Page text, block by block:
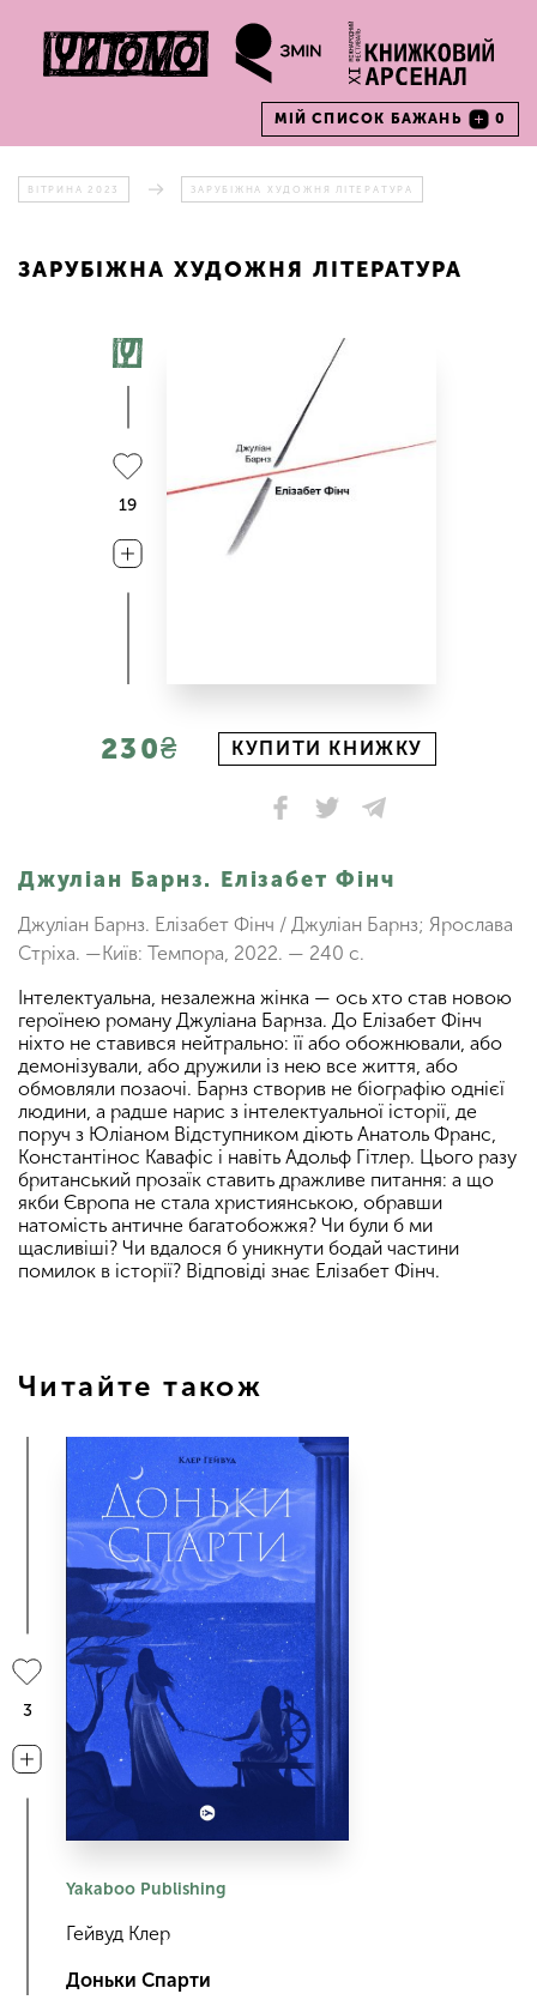
МІЙ СПИСОК БАЖАНЬ 0
ВІТРИНА 2023 ЗАРУБІЖНА ХУДОЖНЯ ЛІТЕРАТУРА
ЗАРУБІЖНА ХУДОЖНЯ ЛІТЕРАТУРА
19
230₴ КУПИТИ КНИЖКУ
Джуліан Барнз. Елізабет Фінч
Джуліан Барнз. Елізабет Фінч / Джуліан Барнз; Ярослава
Стріха. —Київ: Темпора, 2022. — 240 с.
Інтелектуальна, незалежна жінка — ось хто став новою
героїнею роману Джуліана Барнза. До Елізабет Фінч
ніхто не ставився нейтрально: її або обожнювали, або
демонізували, або дружили із нею все життя, або
обмовляли позаочі. Барнз створив не біографію однієї
людини, а радше нарис з інтелектуальної історії, де
поруч з Юліаном Відступником діють Анатоль Франс,
Константінос Кавафіс і навіть Адольф Гітлер. Цього разу
британський прозаїк ставить дражливе питання: а що
якби Європа не стала християнською, обравши
натомість античне багатобожжя? Чи були б ми
щасливіші? Чи вдалося б уникнути бодай частини
помилок в історії? Відповіді знає Елізабет Фінч.
Читайте також
Yakaboo Publishing
Гейвуд Клер
Доньки Спарти
3